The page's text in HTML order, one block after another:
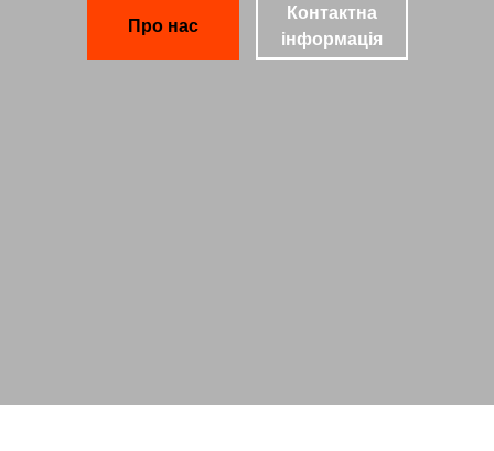
Про нас
Контактна
інформація